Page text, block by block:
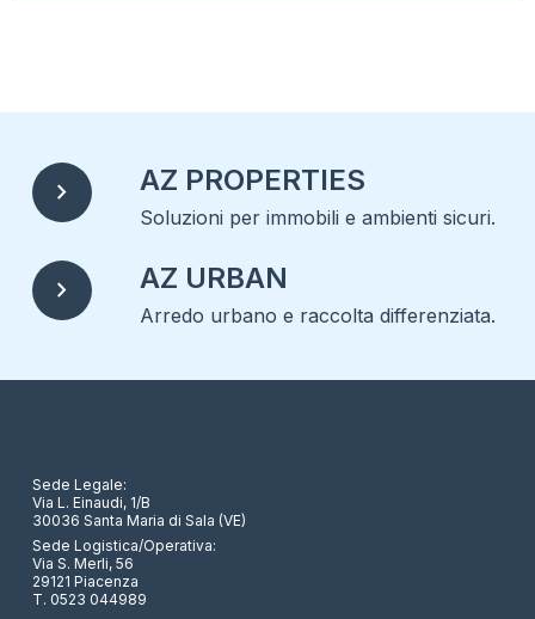
chevron_right AZ PROPERTIES
Soluzioni per immobili e ambienti sicuri.
chevron_right AZ URBAN
Arredo urbano e raccolta differenziata.
Sede Legale:
Via L. Einaudi, 1/B
30036 Santa Maria di Sala (VE)
Sede Logistica/Operativa:
Via S. Merli, 56
29121 Piacenza
T. 0523 044989